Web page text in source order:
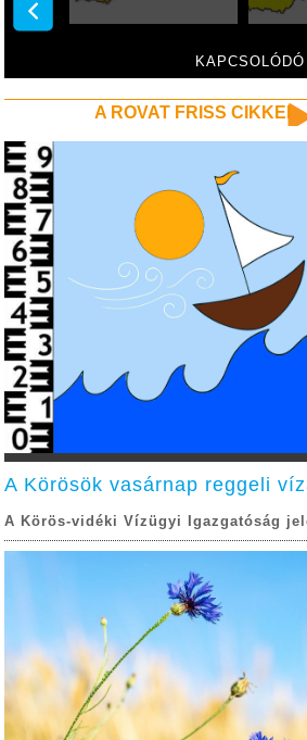
A ROVAT FRISS CIKKEI
A Körösök vasárnap reggeli
A Körös-vidéki Vízügyi Igazgatóság